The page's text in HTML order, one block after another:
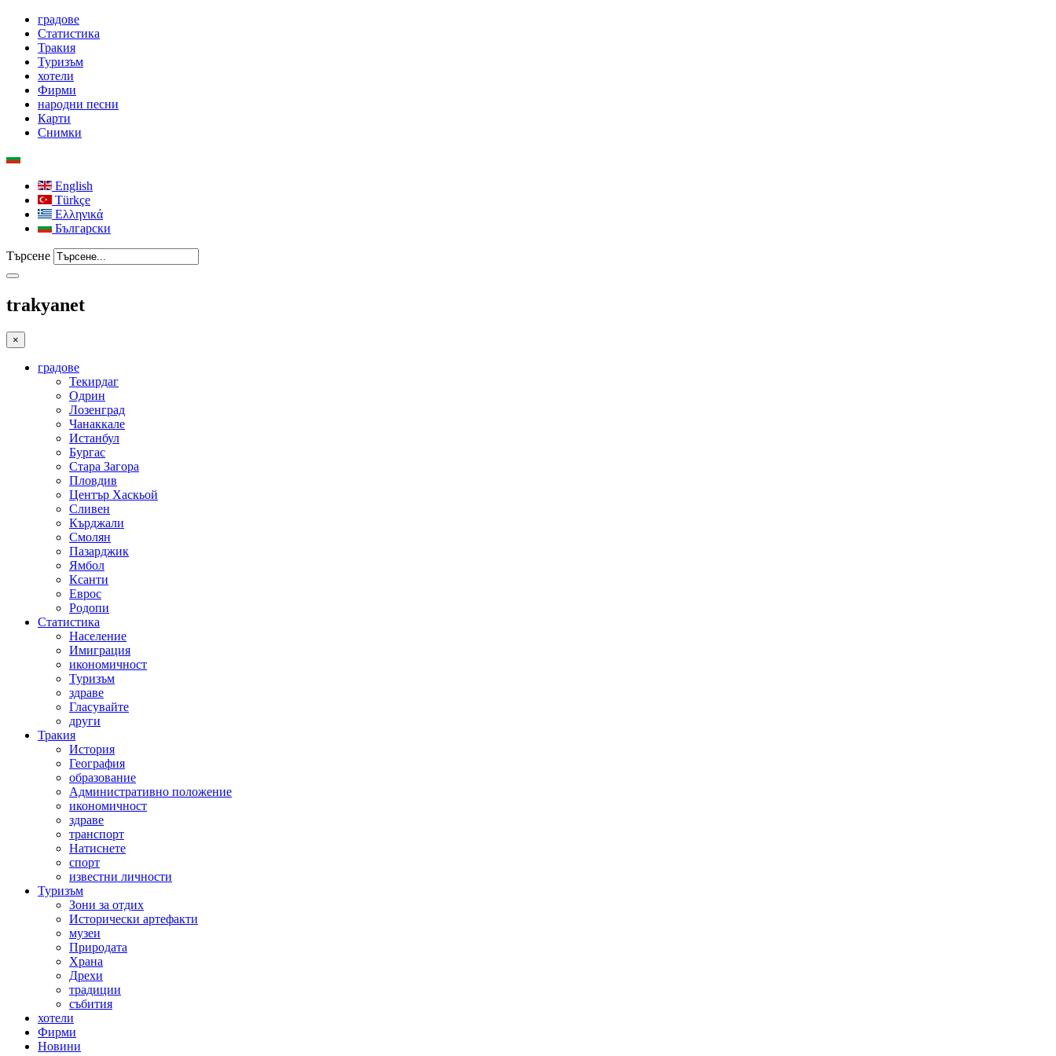
градове
Статистика
Тракия
Туризъм
хотели
Фирми
народни песни
Карти
Снимки
English
Türkçe
Ελληνικά
Български
Търсене
trakyanet
×
градове
Текирдаг
Одрин
Лозенград
Чанаккале
Истанбул
Бургас
Стара Загора
Пловдив
Център Хаскьой
Сливен
Кърджали
Смолян
Пазарджик
Ямбол
Ксанти
Еврос
Родопи
Статистика
Население
Имиграция
икономичност
Туризъм
здраве
Гласувайте
други
Тракия
История
География
образование
Административно положение
икономичност
здраве
транспорт
Натиснете
спорт
известни личности
Туризъм
Зони за отдих
Исторически артефакти
музеи
Природата
Храна
Дрехи
традиции
събития
хотели
Фирми
Новини